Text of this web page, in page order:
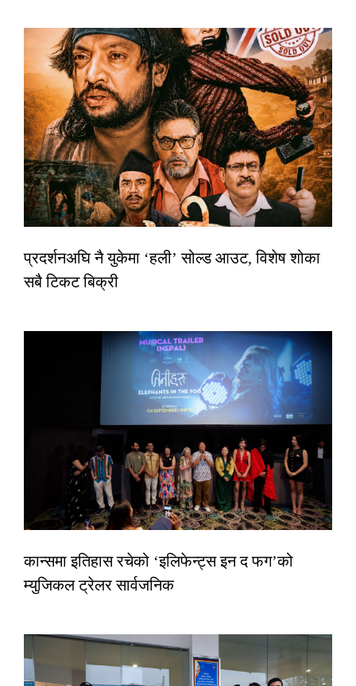
प्रदर्शनअघि नै युकेमा ‘हली’ सोल्ड आउट, विशेष शोका
सबै टिकट बिक्री
कान्समा इतिहास रचेको ‘इलिफेन्ट्स इन द फग’को
म्युजिकल ट्रेलर सार्वजनिक